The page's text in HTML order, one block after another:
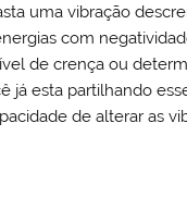
uma vibração
com
de crença ou
já esta partilhando
de alterar as